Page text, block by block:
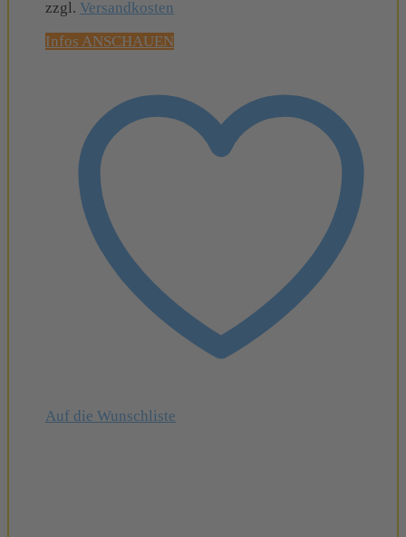
zzgl. Versandkosten
Infos ANSCHAUEN
Auf die Wunschliste